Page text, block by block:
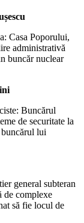
Casa Poporului,
administrativă
buncăr nuclear
Buncărul
de securitate la
buncărul lui
general subteran
de complexe
să fie locul de